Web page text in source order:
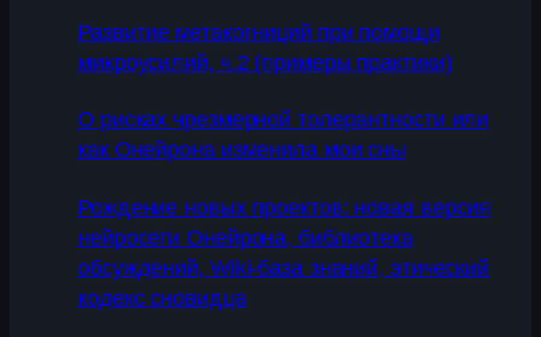
Развитие метакогниций при помощи
микроусилий, ч.2 (примеры практики)
О рисках чрезмерной толерантности или
как Онейрона изменила мои сны
Рождение новых проектов: новая версия
нейросети Онейрона, библиотека
обсуждений, Wiki-база знаний, этический
кодекс сновидца